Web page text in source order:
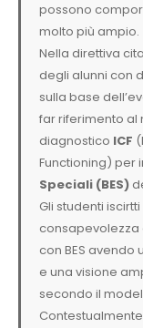
possono
molto più ampio.
Nella direttiva
degli alunni con
sulla base
far riferimento al
diagnostico ICF
Functioning) per
Speciali (BES)
Gli studenti
consapevolezza
con BES
e una visione
secondo il